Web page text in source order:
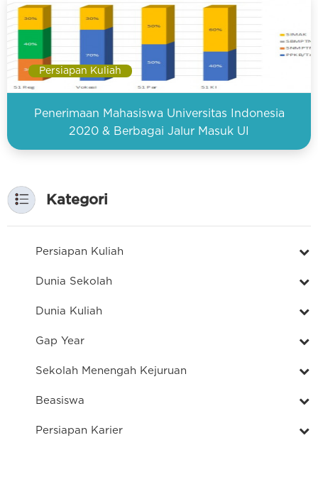
Persiapan Kuliah
Penerimaan Mahasiswa Universitas Indonesia
2020 & Berbagai Jalur Masuk UI
Kategori
Persiapan Kuliah
Dunia Sekolah
Dunia Kuliah
Gap Year
Sekolah Menengah Kejuruan
Beasiswa
Persiapan Karier